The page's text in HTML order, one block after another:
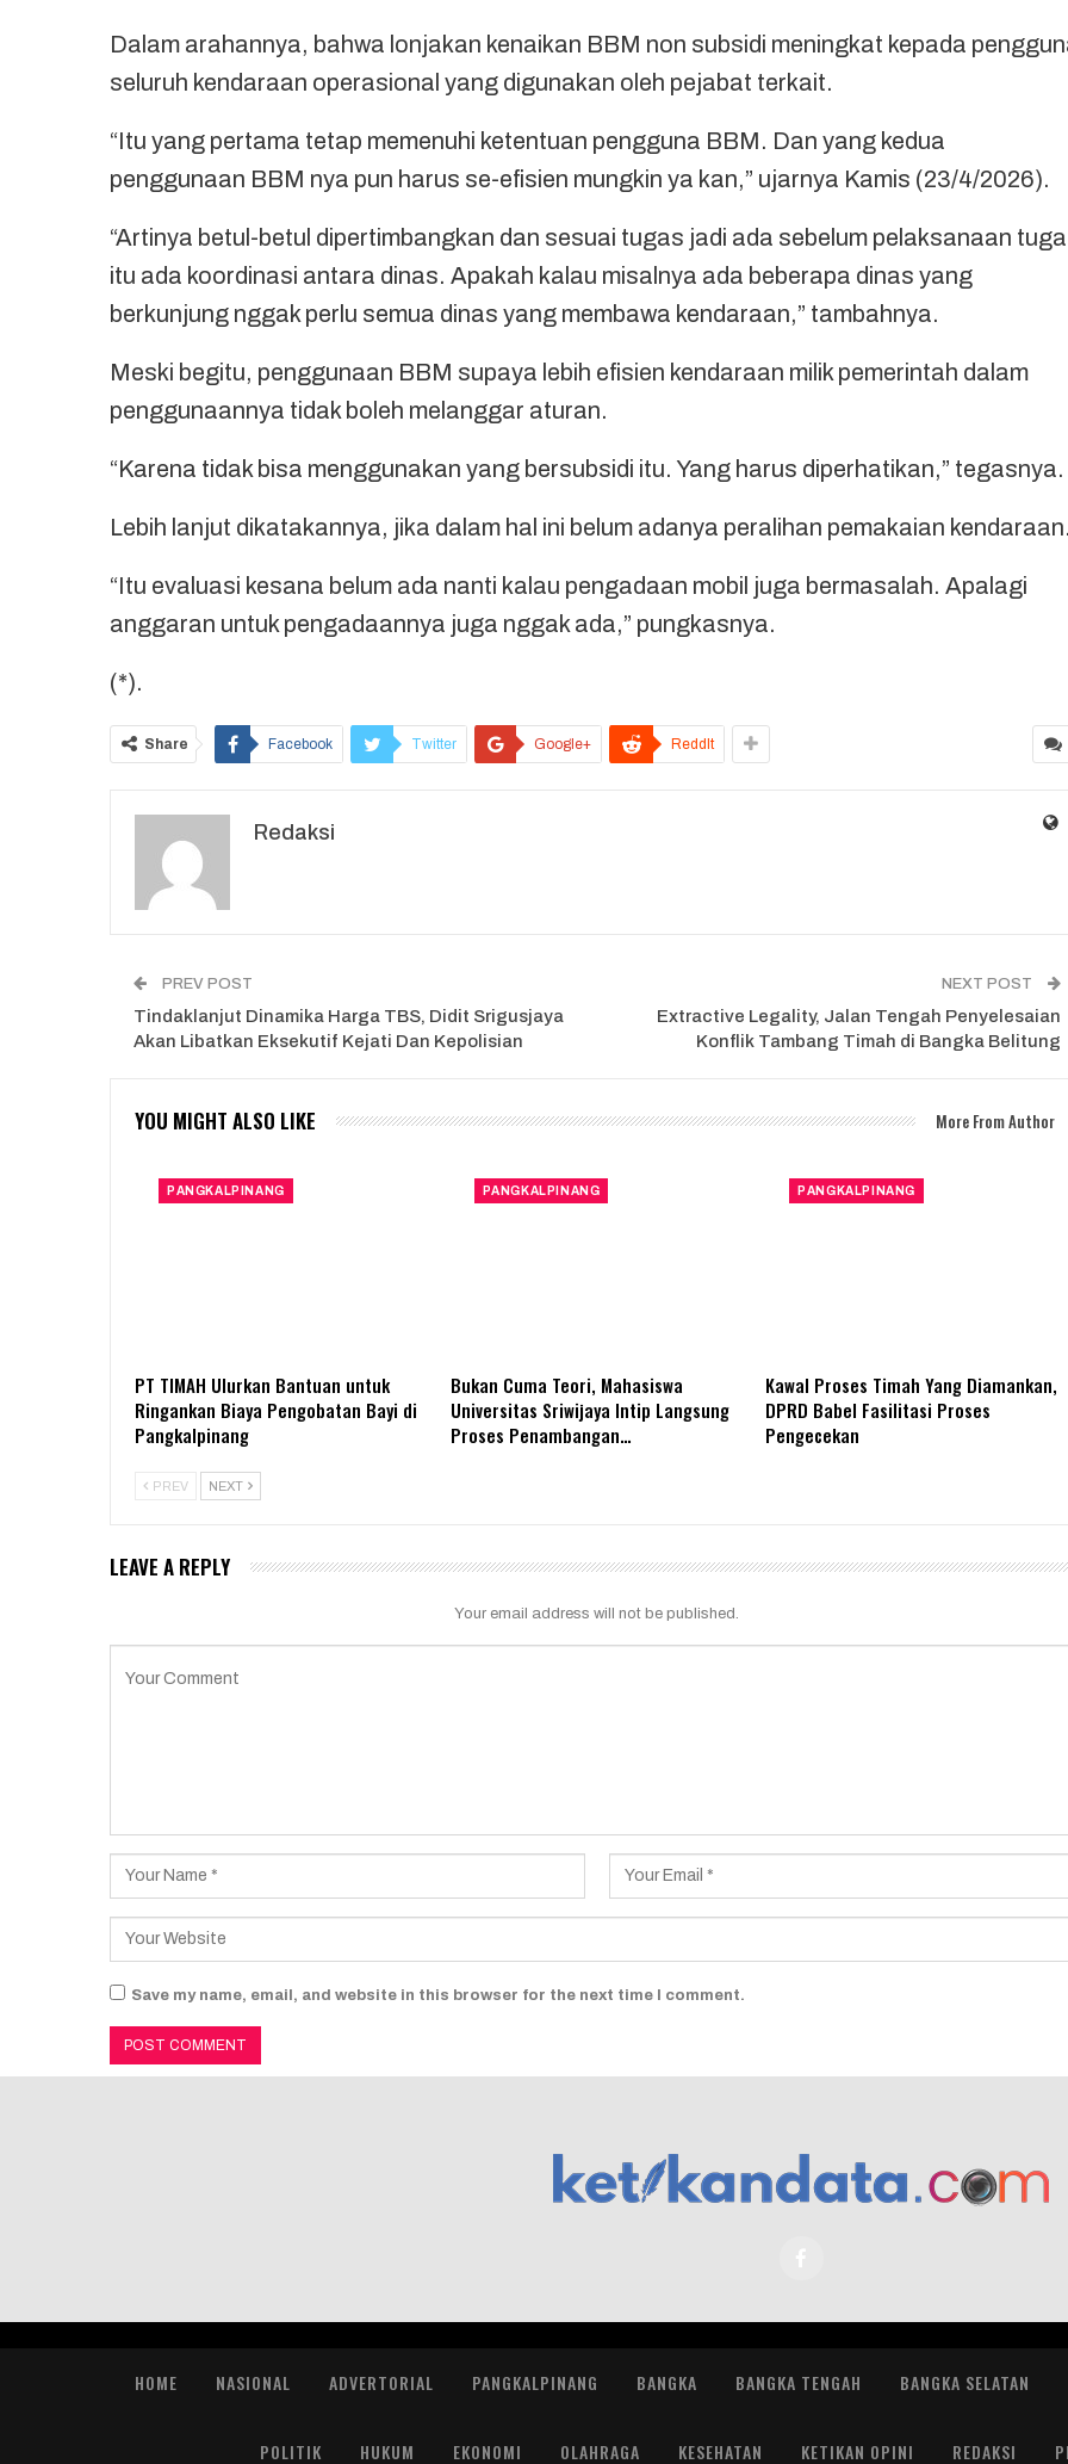
Dalam arahannya, bahwa lonjakan kenaikan BBM non subsidi meningkat kepada
seluruh kendaraan operasional yang digunakan oleh pejabat terkait.
“Itu yang pertama tetap memenuhi ketentuan pengguna BBM. Dan yang kedua
penggunaan BBM nya pun harus se-efisien mungkin ya kan,” ujarnya Kamis (23/4/2026).
“Artinya betul-betul dipertimbangkan dan sesuai tugas jadi ada sebelum pelaksanaan
itu ada koordinasi antara dinas. Apakah kalau misalnya ada beberapa dinas yang
berkunjung nggak perlu semua dinas yang membawa kendaraan,” tambahnya.
Meski begitu, penggunaan BBM supaya lebih efisien kendaraan milik pemerintah dalam
penggunaannya tidak boleh melanggar aturan.
“Karena tidak bisa menggunakan yang bersubsidi itu. Yang harus diperhatikan,” tegasnya.
Lebih lanjut dikatakannya, jika dalam hal ini belum adanya peralihan pemakaian
“Itu evaluasi kesana belum ada nanti kalau pengadaan mobil juga bermasalah. Apalagi
anggaran untuk pengadaannya juga nggak ada,” pungkasnya.
(*).
Share Facebook Twitter Google+ ReddIt
Redaksi
PREV POST
Tindaklanjut Dinamika Harga TBS, Didit Srigusjaya
Akan Libatkan Eksekutif Kejati Dan Kepolisian
NEXT POST
Extractive Legality, Jalan Tengah Penyelesaian
Konflik Tambang Timah di Bangka Belitung
YOU MIGHT ALSO LIKE More From Author
PANGKALPINANG
PT TIMAH Ulurkan Bantuan untuk
Ringankan Biaya Pengobatan Bayi di
Pangkalpinang
PANGKALPINANG
Bukan Cuma Teori, Mahasiswa
Universitas Sriwijaya Intip Langsung
Proses Penambangan…
PANGKALPINANG
Kawal Proses Timah Yang Diamankan,
DPRD Babel Fasilitasi Proses
Pengecekan
PREV NEXT
LEAVE A REPLY
Your email address will not be published.
Save my name, email, and website in this browser for the next time I comment.
HOME NASIONAL ADVERTORIAL PANGKALPINANG BANGKA BANGKA TENGAH BANGKA SELATAN
POLITIK HUKUM EKONOMI OLAHRAGA KESEHATAN KETIKAN OPINI REDAKSI